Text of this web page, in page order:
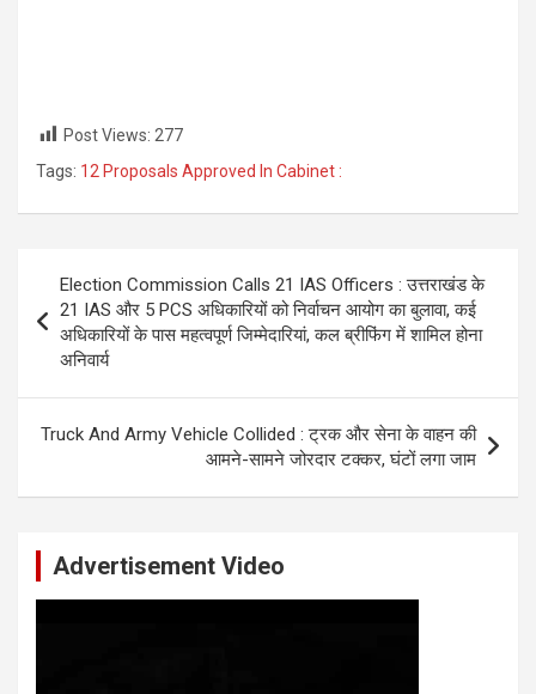
Post Views: 277
Tags: 12 Proposals Approved In Cabinet :
navigation
Election Commission Calls 21 IAS Officers : उत्तराखंड के
21 IAS और 5 PCS अधिकारियों को निर्वाचन आयोग का बुलावा, कई
अधिकारियों के पास महत्वपूर्ण जिम्मेदारियां, कल ब्रीफिंग में शामिल होना
अनिवार्य
Truck And Army Vehicle Collided : ट्रक और सेना के वाहन की
आमने-सामने जोरदार टक्कर, घंटों लगा जाम
Advertisement Video